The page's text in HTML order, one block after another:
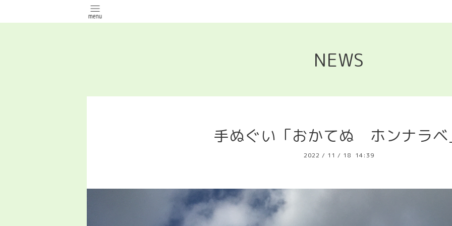
NEWS
手ぬぐい「おかてぬ ホンナラベ
2022 / 11 / 18 14:39